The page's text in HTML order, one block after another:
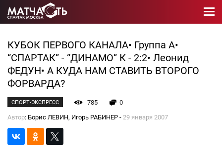
КУБОК ПЕРВОГО КАНАЛА• Группа А•
“СПАРТАК” - “ДИНАМО” К - 2:2• Леонид
ФЕДУН• А КУДА НАМ СТАВИТЬ ВТОРОГО
ФОРВАРДА?
СПОРТ-ЭКСПРЕСС 785
0
Автор: Борис ЛЕВИН, Игорь РАБИНЕР - 29 января 2007